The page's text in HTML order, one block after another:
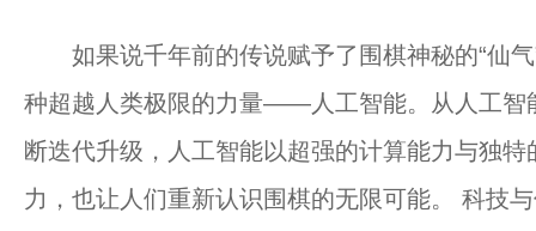
如果说千年前的传说赋予了围棋神秘的“仙气
种超越人类极限的力量——人工智能。从人工智
断迭代升级，人工智能以超强的计算能力与独
力，也让人们重新认识围棋的无限可能。 科技